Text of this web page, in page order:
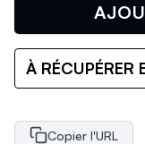
À RÉCUPÉRER
Copier l'URL